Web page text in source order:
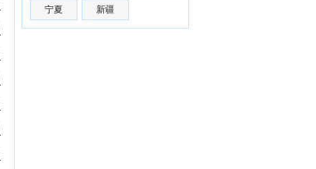
宁夏 新疆